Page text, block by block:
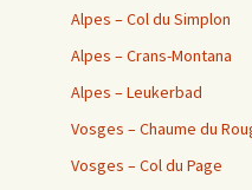
Alpes – Col du Simplon
Alpes – Crans-Montana
Alpes – Leukerbad
Vosges – Chaume du
Vosges – Col du Page